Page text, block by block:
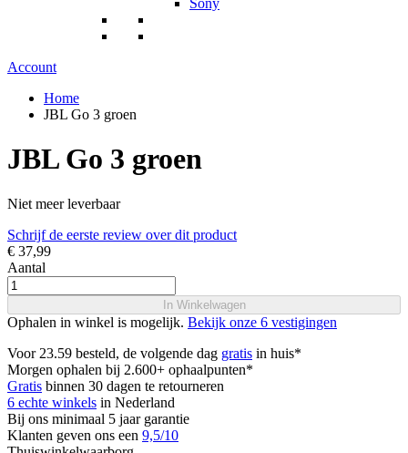
Sony
Account
Home
JBL Go 3 groen
JBL Go 3 groen
Niet meer leverbaar
Schrijf de eerste review over dit product
€ 37,99
Aantal
In Winkelwagen
Ophalen in winkel is mogelijk. Bekijk onze 6 vestigingen
Voor 23.59 besteld, de volgende dag gratis in huis*
Morgen ophalen bij 2.600+ ophaalpunten*
Gratis binnen 30 dagen te retourneren
6 echte winkels in Nederland
Bij ons minimaal 5 jaar garantie
Klanten geven ons een 9,5/10